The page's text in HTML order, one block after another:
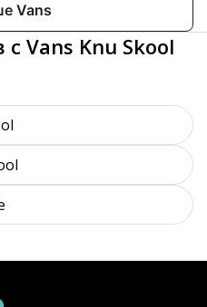
Vans
Vans Knu Skool